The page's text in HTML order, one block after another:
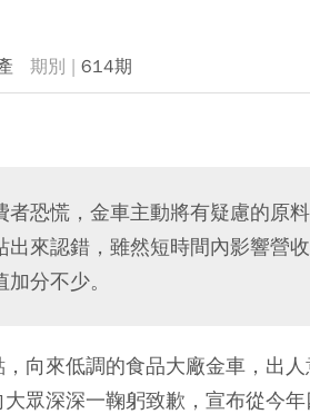
614期
恐慌，金車主動將有疑慮的原
出來認錯，雖然短時間內影響營
分不少。
向來低調的食品大廠金車，出
眾深深一鞠躬致歉，宣布從今